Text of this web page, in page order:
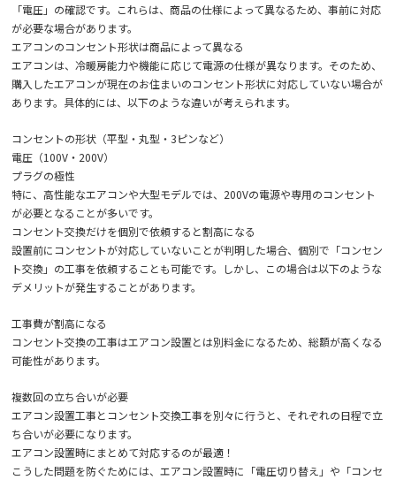
「電圧」の確認です。これらは、商品の仕様によって異なるため、事前に対応
が必要な場合があります。
エアコンのコンセント形状は商品によって異なる
エアコンは、冷暖房能力や機能に応じて電源の仕様が異なります。そのため、
購入したエアコンが現在のお住まいのコンセント形状に対応していない場合が
あります。具体的には、以下のような違いが考えられます。
コンセントの形状（平型・丸型・3ピンなど）
電圧（100V・200V）
プラグの極性
特に、高性能なエアコンや大型モデルでは、200Vの電源や専用のコンセント
が必要となることが多いです。
コンセント交換だけを個別で依頼すると割高になる
設置前にコンセントが対応していないことが判明した場合、個別で「コンセン
ト交換」の工事を依頼することも可能です。しかし、この場合は以下のような
デメリットが発生することがあります。
工事費が割高になる
コンセント交換の工事はエアコン設置とは別料金になるため、総額が高くなる
可能性があります。
複数回の立ち合いが必要
エアコン設置工事とコンセント交換工事を別々に行うと、それぞれの日程で立
ち合いが必要になります。
エアコン設置時にまとめて対応するのが最適！
こうした問題を防ぐためには、エアコン設置時に「電圧切り替え」や「コンセ